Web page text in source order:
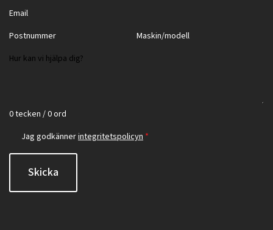
0 tecken / 0 ord
Jag godkännerintegritetspolicyn *
Skicka